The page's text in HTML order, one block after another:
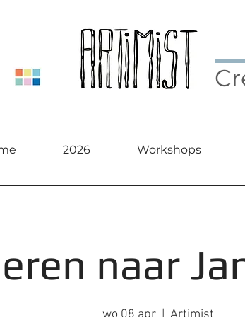
2026 Workshops
naar